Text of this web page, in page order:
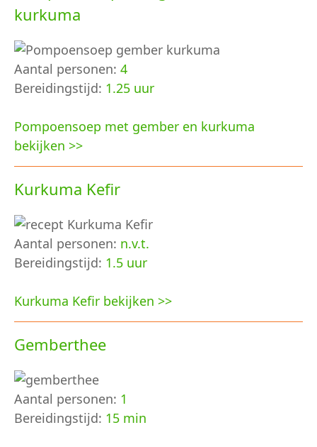
kurkuma
Aantal personen: 4
Bereidingstijd: 1.25 uur
Pompoensoep met gember en kurkuma
bekijken >>
Kurkuma Kefir
Aantal personen: n.v.t.
Bereidingstijd: 1.5 uur
Kurkuma Kefir bekijken >>
Gemberthee
Aantal personen: 1
Bereidingstijd: 15 min